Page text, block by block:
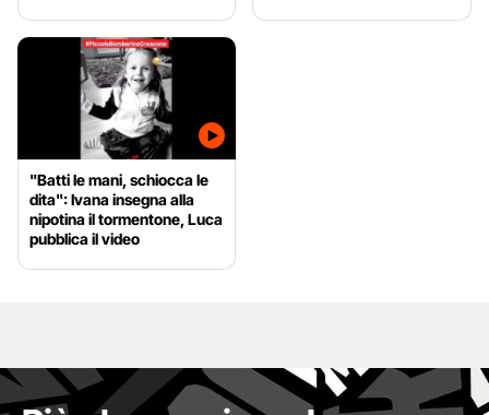
"Batti le mani, schiocca le
dita": Ivana insegna alla
nipotina il tormentone, Luca
pubblica il video